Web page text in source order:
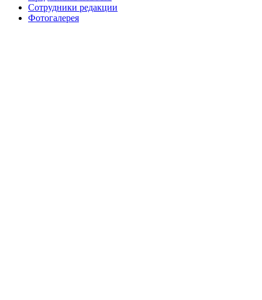
Сотрудники редакции
Фотогалерея